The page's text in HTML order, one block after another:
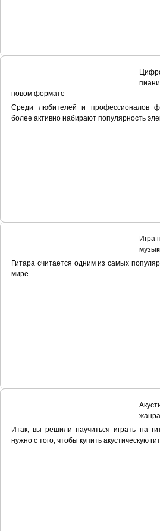
новом формате
Среди любителей и профессионалов
более активно набирают популярность
Игра
Гитара считается одним из самых
мире.
жанра
Итак, вы решили научиться играть на
нужно с того, чтобы купить акустическую